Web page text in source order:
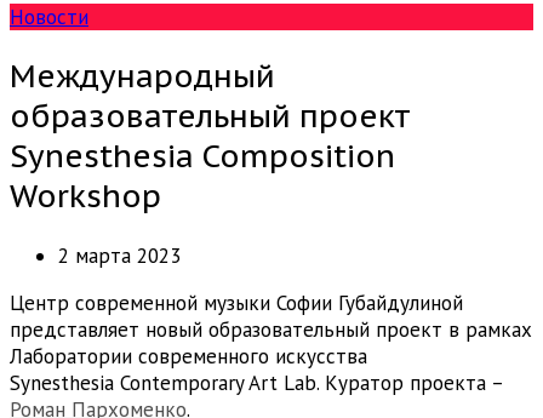
Новости
Международный
образовательный проект
Synesthesia Composition
Workshop
2 марта 2023
Центр современной музыки Софии Губайдулиной
представляет новый образовательный проект в рамках
Лаборатории современного искусства
Synesthesia Contemporary Art Lab. Куратор проекта –
Роман Пархоменко.